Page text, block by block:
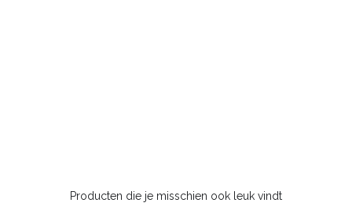
Producten die je misschien ook leuk vindt